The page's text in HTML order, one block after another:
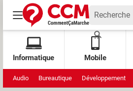
Informatique Mobile
Audio Bureautique Développement